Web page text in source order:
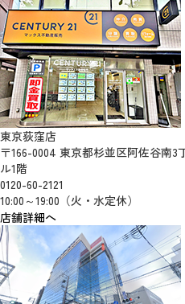
東京荻窪店
〒166-0004 東京都杉並区阿佐谷南3
ル1階
0120-60-2121
10:00～19:00（火・水定休）
店舗詳細へ